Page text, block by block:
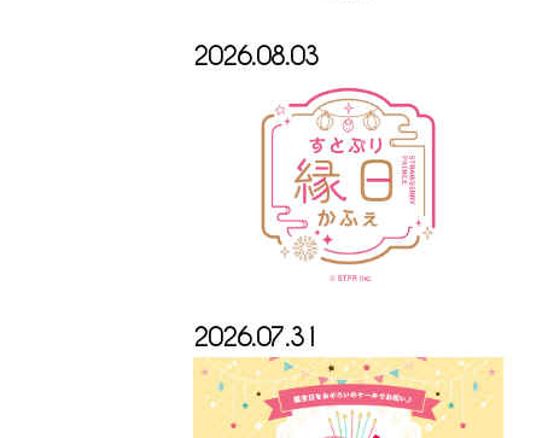
2026.08.03
2026.07.31